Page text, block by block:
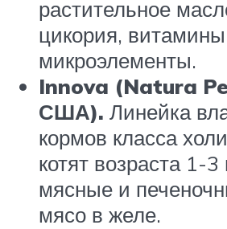
растительное
цикория,
микроэлементы.
Innova (Natura
США). Линейка
кормов класса
котят возраста 1-
мясные и
мясо в желе.